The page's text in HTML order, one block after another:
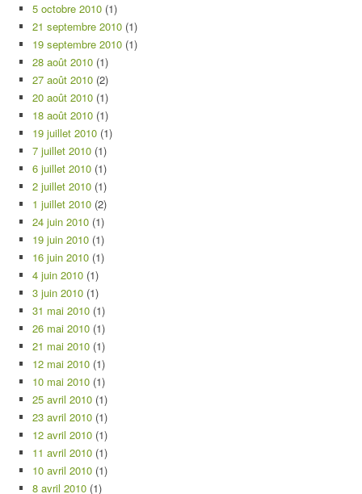
5 octobre 2010 (1)
21 septembre 2010 (1)
19 septembre 2010 (1)
28 août 2010 (1)
27 août 2010 (2)
20 août 2010 (1)
18 août 2010 (1)
19 juillet 2010 (1)
7 juillet 2010 (1)
6 juillet 2010 (1)
2 juillet 2010 (1)
1 juillet 2010 (2)
24 juin 2010 (1)
19 juin 2010 (1)
16 juin 2010 (1)
4 juin 2010 (1)
3 juin 2010 (1)
31 mai 2010 (1)
26 mai 2010 (1)
21 mai 2010 (1)
12 mai 2010 (1)
10 mai 2010 (1)
25 avril 2010 (1)
23 avril 2010 (1)
12 avril 2010 (1)
11 avril 2010 (1)
10 avril 2010 (1)
8 avril 2010 (1)